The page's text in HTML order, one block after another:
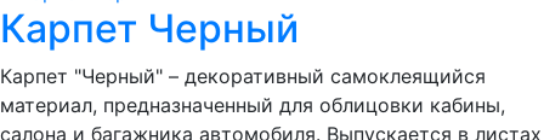
Карпет Черный
Карпет "Черный" – декоративный самоклеящийся
материал, предназначенный для облицовки кабины,
салона и багажника автомобиля. Выпускается в листах